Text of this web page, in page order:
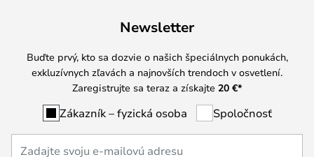
Newsletter
Buďte prvý, kto sa dozvie o našich špeciálnych ponukách,
exkluzívnych zľavách a najnovších trendoch v osvetlení.
Zaregistrujte sa teraz a získajte 20 €*
Zákazník – fyzická osoba Spoločnosť